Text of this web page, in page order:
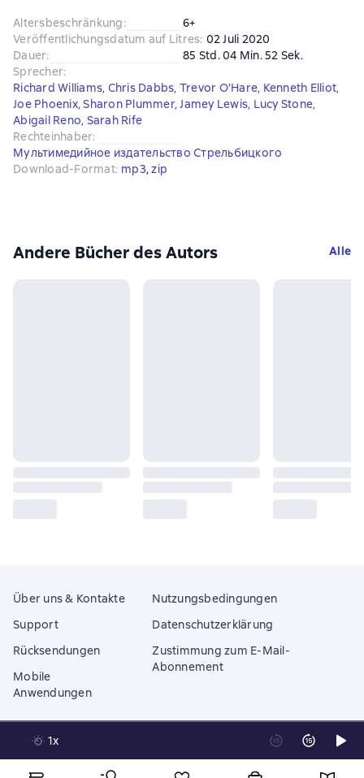
Altersbeschränkung:
6+
Veröffentlichungsdatum auf Litres: 02 Juli 2020
Dauer:
85 Std. 04 Min. 52 Sek.
Sprecher:
Richard Williams, Chris Dabbs, Trevor O'Hare, Kenneth Elliot,
Joe Phoenix,Sharon Plummer,Jamey Lewis, Lucy Stone,
Abigail Reno, Sarah Rife
Rechteinhaber:
Мультимедийное издательство Стрельбицкого
Download-Format: mp3, zip
Andere Bücher des Autors Alle
1x
Über uns & Kontakte
Support
Rücksendungen
Mobile
Anwendungen
Nutzungsbedingungen
Datenschutzerklärung
Zustimmung zum E-Mail-
Abonnement
18 Mallow street co. Limerick, Ireland